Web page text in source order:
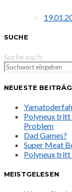
SUCHE
Suche nach:
NEUESTE
Polyneux tritt
Problem
Dad Games?
Super Meat
Polyneux tritt
MEISTGELESEN